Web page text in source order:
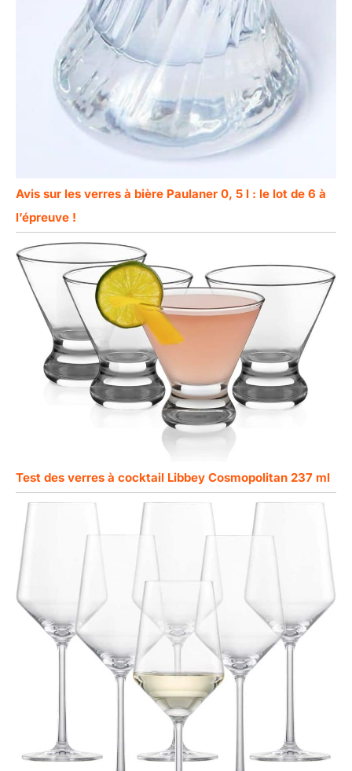
Avis sur les verres à bière Paulaner 0, 5 l : le lot de 6 à
l’épreuve !
Test des verres à cocktail Libbey Cosmopolitan 237 ml